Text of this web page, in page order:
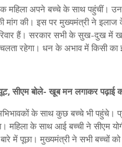
महिला अपने बच्चे के साथ पहुंचीं।
मांग की। इस पर मुख्यमंत्री ने
हैं। सरकार सभी के सुख-दुख में
रहेगा। धन के अभाव में किसी का
सीएम बोले- खूब मन लगाकर पढ़ाई
के साथ कुछ बच्चे भी पहुंचे।
महिला के साथ आई बच्ची ने सीएम
में पूछा। मुख्यमंत्री ने सभी बच्चों